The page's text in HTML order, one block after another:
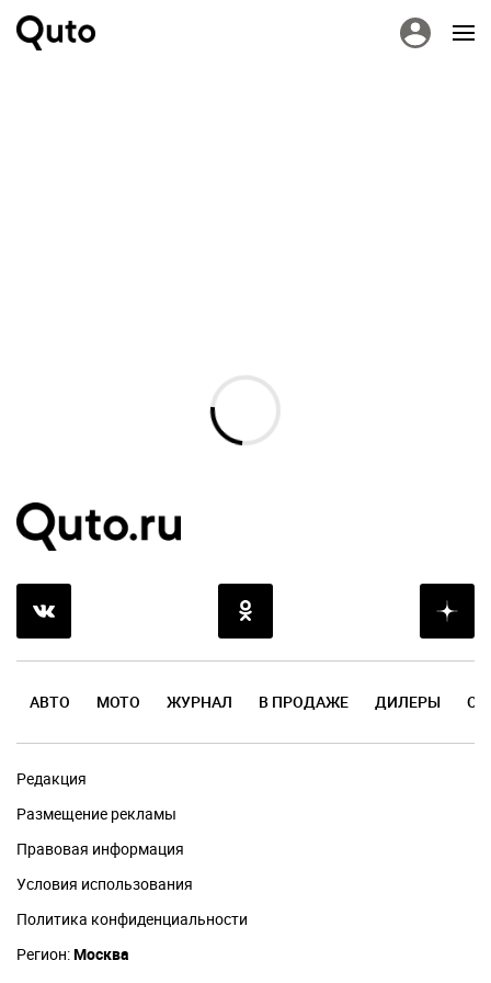
АВТО МОТО ЖУРНАЛ В ПРОДАЖЕ ДИЛЕРЫ
Редакция
Размещение рекламы
Правовая информация
Условия использования
Политика конфиденциальности
Регион:Москва